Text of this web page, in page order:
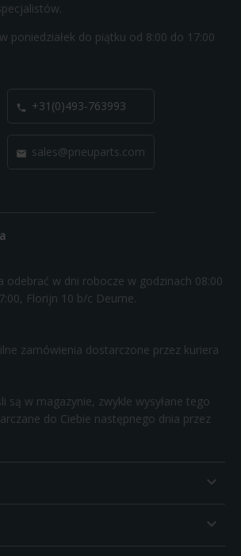
poniedziałek do piątku od 8:00 do 17:00
 +31(0)493-763993
 sales@pneuparts.com
odebrać w dni robocze w godzinach 08:00
Florijn 10 b/c Deurne.
zamówienia dostarczone przez kuriera
są w magazynie, zwykle wysyłane tego
do Ciebie następnego dnia przez

